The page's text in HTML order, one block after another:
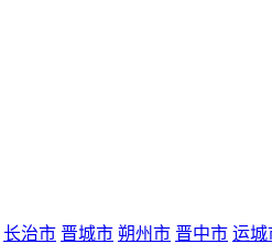
长治市 晋城市 朔州市 晋中市 运城